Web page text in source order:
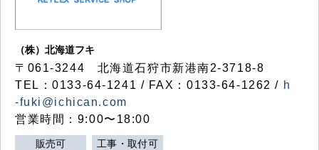
（株）北海道フキ
〒061-3244 北海道石狩市新港南2-3718-8
TEL：0133-64-1241 / FAX：0133-64-1262 / h
-fuki@ichican.com
営業時間：9:00〜18:00
販売可 工事・取付可